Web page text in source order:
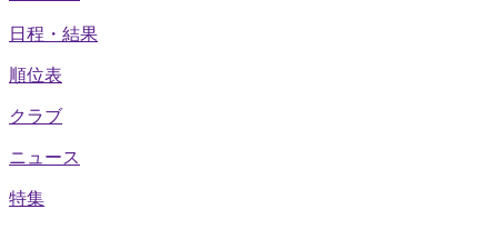
日程・結果
順位表
クラブ
ニュース
特集